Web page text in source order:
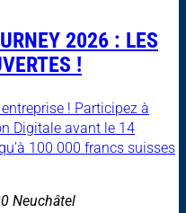
2026 : LES
!
! Participez à
Digitale avant le 14
100 000 francs suisses
Neuchâtel